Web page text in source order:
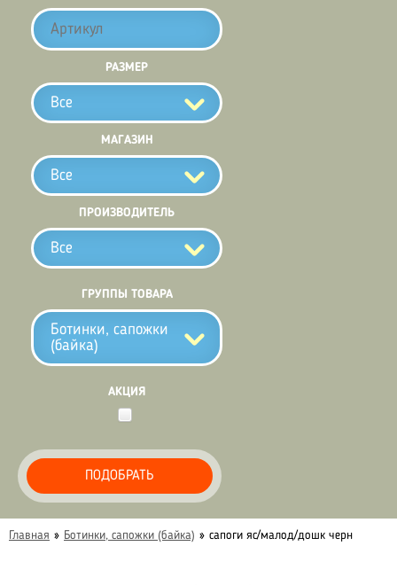
РАЗМЕР
Все
МАГАЗИН
Все
ПРОИЗВОДИТЕЛЬ
Все
ГРУППЫ ТОВАРА
Ботинки, сапожки
(байка)
АКЦИЯ
ПОДОБРАТЬ
Главная » Ботинки, сапожки (байка) » сапоги яс/малод/дошк черн